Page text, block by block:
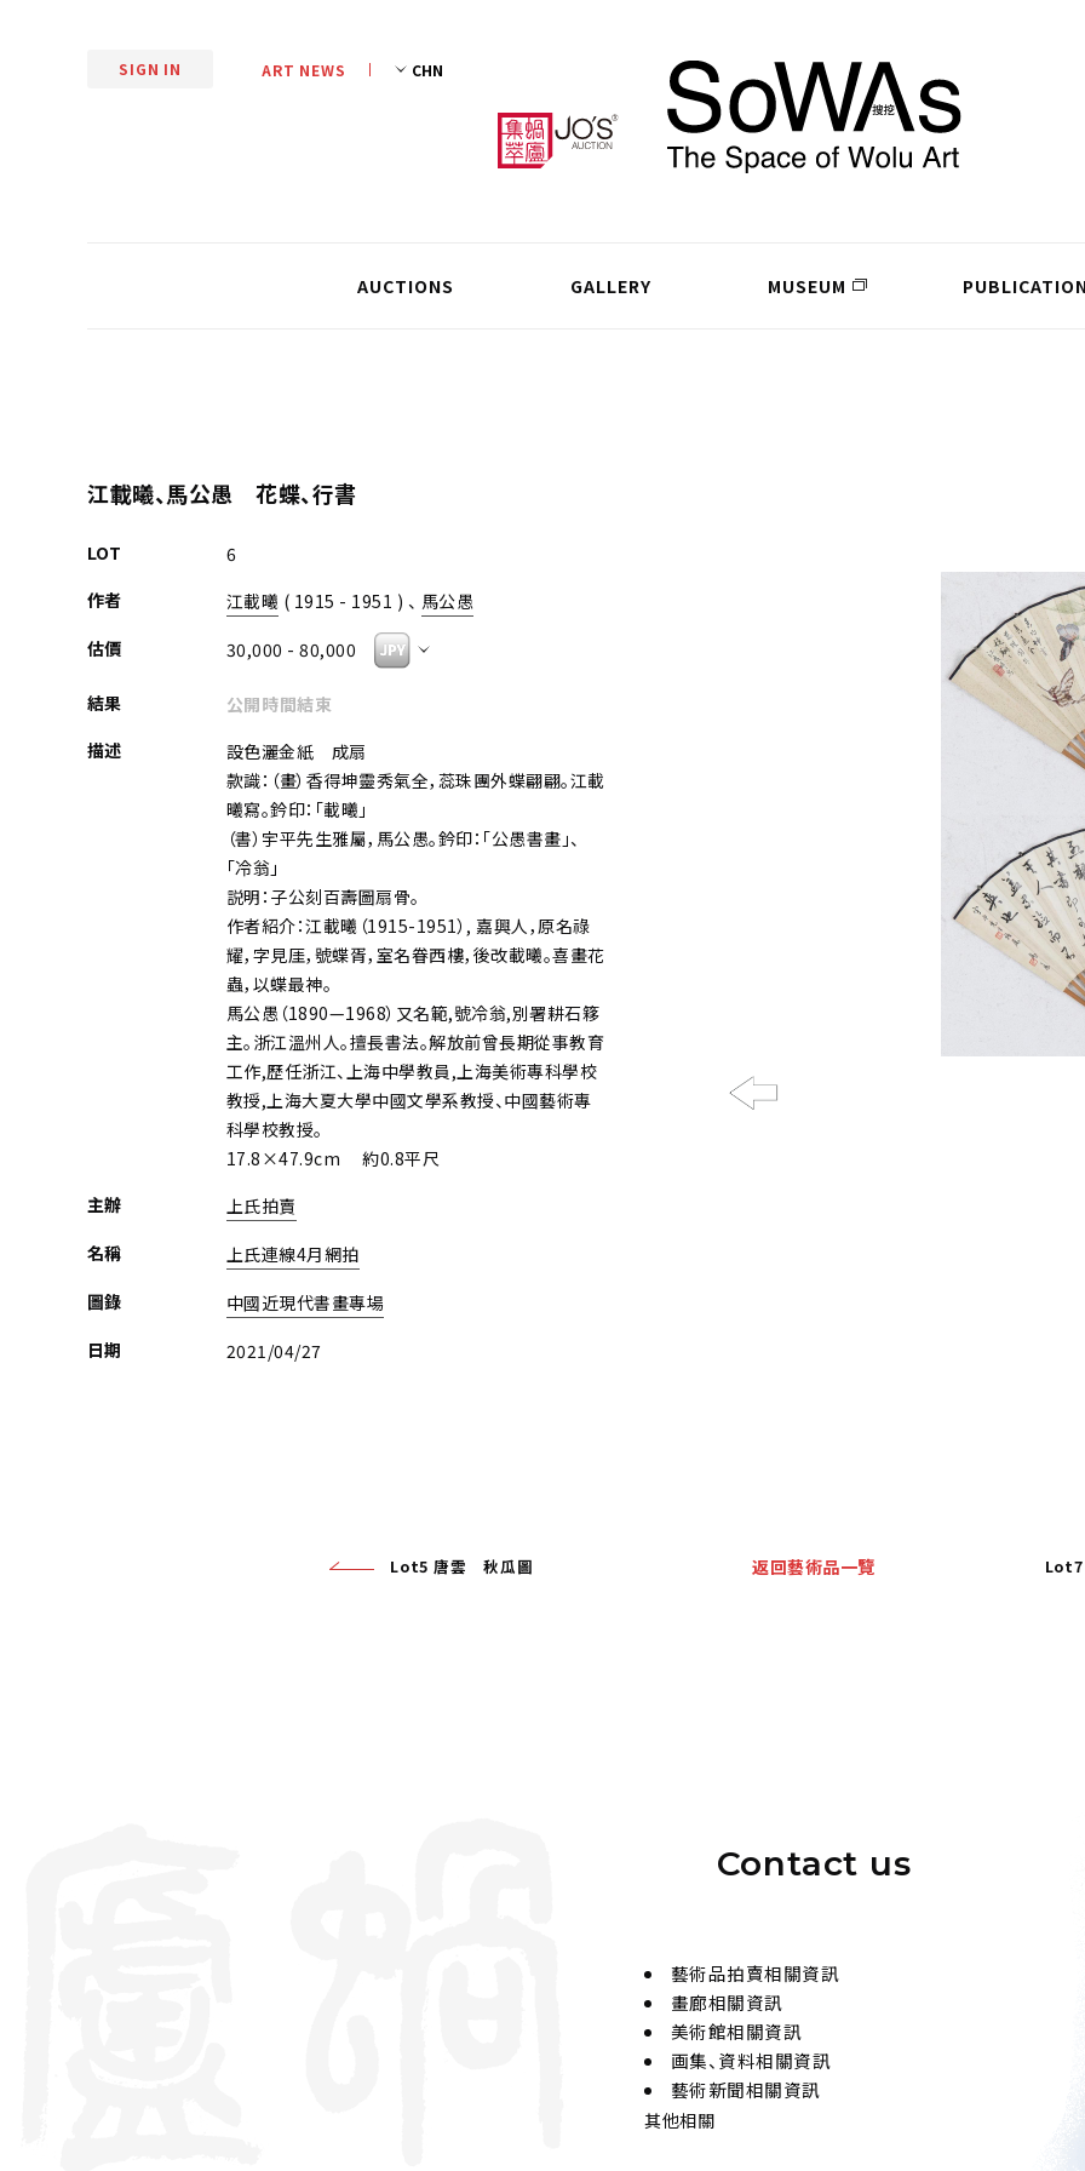
SIGN IN ART NEWS
AUCTIONS GALLERY MUSEUM
江載曦、馬公愚 花蝶、行書
LOT
6
作者
江載曦 ( 1915 - 1951 ) 、 馬公愚
估價
30,000 - 80,000
結果
公開時間結束
描述
設色灑金紙 成扇
款識：（畫）香得坤靈秀氣全，蕊珠團外蝶翩翩。江載
曦寫。鈐印：「載曦」
（書）宇平先生雅屬，馬公愚。鈐印：「公愚書畫」、
「冷翁」
説明：子公刻百壽圖扇骨。
作者紹介：江載曦（1915-1951）, 嘉興人，原名祿
耀，字見厓，號蝶胥，室名眷西樓，後改載曦。喜畫花
蟲，以蝶最神。
馬公愚（1890—1968）又名範,號冷翁,別署耕石簃
主。浙江溫州人。擅長書法。解放前曾長期從事教育
工作,歷任浙江、上海中學教員,上海美術專科學校
教授,上海大夏大學中國文學系教授、中國藝術專
科學校教授。
17.8×47.9cm 約0.8平尺
主辦
上氏拍賣
名稱
上氏連線4月網拍
圖錄
中國近現代書畫專場
日期
2021/04/27
Lot5 唐雲 秋瓜圖 返回藝術品一覽
Contact us
藝術品拍賣相關資訊
畫廊相關資訊
美術館相關資訊
画集、資料相關資訊
藝術新聞相關資訊
其他相關